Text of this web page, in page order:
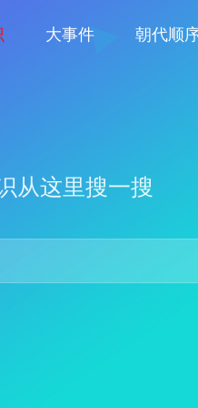
大事件 朝代顺
从这里搜一搜